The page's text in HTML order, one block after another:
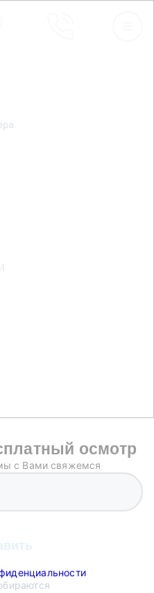
осмотр
с Вами свяжемся